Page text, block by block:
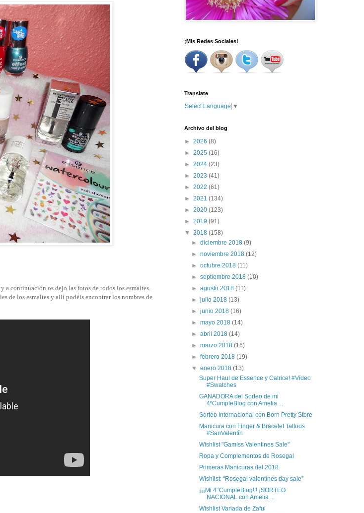
y a continuación os dejo las fotos de todos los esmaltes.
de los esmaltes y allí podéis encontrar los nombres de
¡Mis Redes Sociales!
Translate
Select Language ▼
Archivo del blog
► 2026 (8)
► 2025 (16)
► 2024 (23)
► 2023 (41)
► 2022 (61)
► 2021 (134)
► 2020 (123)
► 2019 (91)
▼ 2018 (158)
►diciembre 2018(9)
►noviembre 2018(12)
►octubre 2018(11)
►septiembre 2018(10)
►agosto 2018(11)
►julio 2018(13)
►junio 2018(16)
►mayo 2018(14)
►abril 2018(14)
►marzo 2018(16)
►febrero 2018(19)
▼enero 2018(13)
Super Haul de Essence y Catrice! #Vídeo
#Swatches
GANADORA del Sorteo de mi
4ºCumpleBlog con Amelia ...
Sorteo Internacional con Born Pretty Store
Manicura con Finger & Bracelet Tattoos
#SanValentín
Wishlist "Gamiss Valentines Sale"
Ropa y Complementos de Rosegal
Primeras Manicuras del 2018
Wishlist: “Rosegal valentines day sale”
¡¡¡Mi 4°CumpleBlog!!! ¡SORTEO
NACIONAL con Amelia ...
Wishlist Variada de Zaful